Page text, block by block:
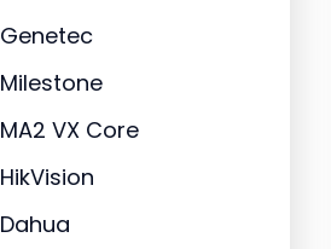
Genetec
Milestone
MA2 VX Core
HikVision
Dahua